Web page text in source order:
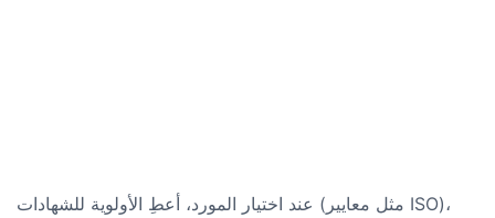
عند اختيار المورد، أعطِ الأولوية للشهادات (مثل معايير ISO)،